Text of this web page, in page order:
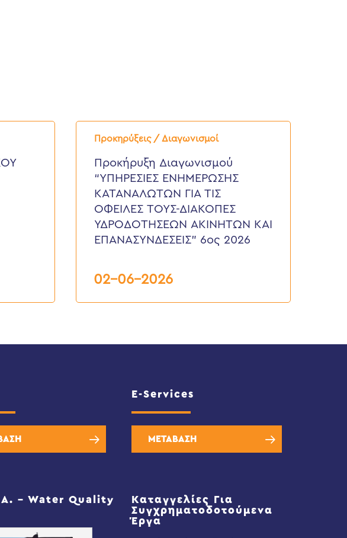
Προκηρύξεις / Διαγωνισμοί
Προκήρυξη
Διαγωνισμού
ΕΝΗΜΕΡΩΣΗΣ
ΚΑΤΑΝΑΛΩΤΩΝ
ΟΦΕΙΛΕΣ
ΤΟΥΣ-
ΔΙΑΚΟΠΕΣ
ΑΚΙΝΗΤΩΝ
2026
Προκήρυξη Διαγωνισμού
“ΥΠΗΡΕΣΙΕΣ ΕΝΗΜΕΡΩΣΗΣ
ΚΑΤΑΝΑΛΩΤΩΝ ΓΙΑ ΤΙΣ
ΟΦΕΙΛΕΣ ΤΟΥΣ-ΔΙΑΚΟΠΕΣ
ΥΔΡΟΔΟΤΗΣΕΩΝ ΑΚΙΝΗΤΩΝ ΚΑΙ
ΕΠΑΝΑΣΥΝΔΕΣΕΙΣ” 6ος 2026
02-06-2026
– Water Quality
E-Services
ΜΕΤΑΒΑΣΗ
Καταγγελίες Για
Συγχρηματοδοτούμενα
Έργα